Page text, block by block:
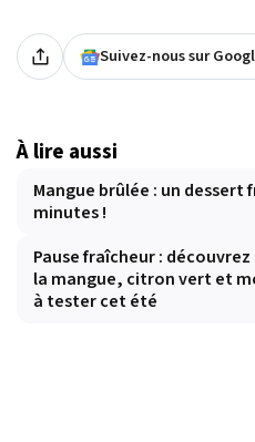
Suivez-nous sur
À lire aussi
Mangue brûlée : un
minutes !
Pause fraîcheur :
la mangue, citron vert et
à tester cet été